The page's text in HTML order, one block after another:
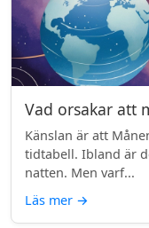
Vad orsakar att
Känslan är att
tidtabell. Ibland är
natten. Men varf...
Läs mer →